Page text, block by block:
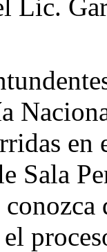
Lic.
en
Sala